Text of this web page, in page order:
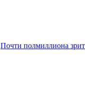
Почти полмиллиона